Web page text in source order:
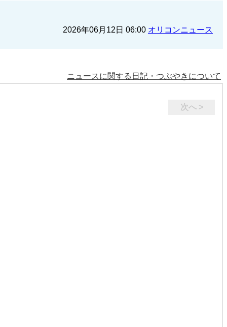
2026年06月12日 06:00 オリコンニュース
ニュースに関する日記・つぶやきについて
次へ >